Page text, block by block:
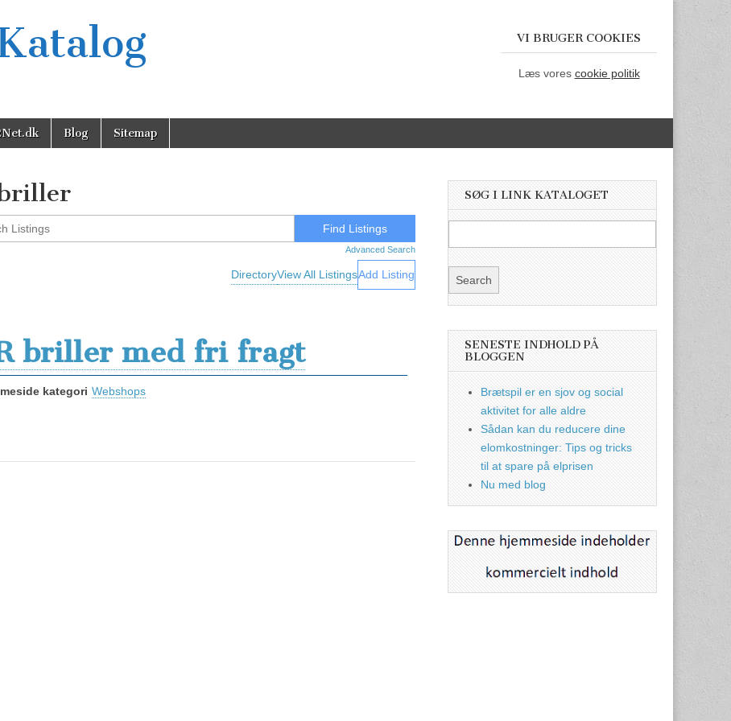
VI BRUGER COOKIES
Læs vores cookie politik
Blog Sitemap
Advanced Search
DirectoryView All ListingsAdd Listing
briller med fri fragt
kategori Webshops
SØG I LINK KATALOGET
SENESTE INDHOLD PÅ
BLOGGEN
Brætspil er en sjov og social
aktivitet for alle aldre
Sådan kan du reducere dine
elomkostninger: Tips og tricks
til at spare på elprisen
Nu med blog